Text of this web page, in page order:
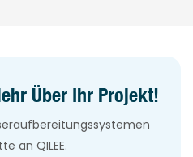
Über Ihr Projekt!
an QILEE.